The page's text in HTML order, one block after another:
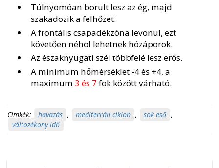
Túlnyomóan borult lesz az ég, majd
szakadozik a felhőzet.
A frontális csapadékzóna levonul, ezt
követően néhol lehetnek hózáporok.
Az északnyugati szél többfelé lesz erős.
A minimum hőmérséklet -4 és +4, a
maximum 3 és 7 fok között várható.
Címkék: havazás , mediterrán ciklon , sok eső ,
változékony idő